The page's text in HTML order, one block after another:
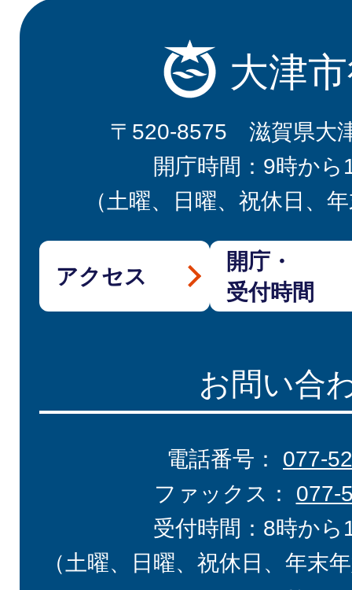
大津
〒520-8575 滋賀県大
開庁時間：9時から
（土曜、日曜、祝休日、
アクセス
開庁・
受付時間
お問い合
電話番号： 077-
ファックス： 077-
受付時間：8時から
（土曜、日曜、祝休日、年末